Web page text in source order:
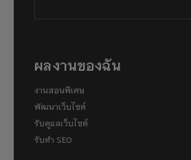
ผลงานของฉัน
งานสอนพิเศษ
พัฒนาเว็บไซต์
รับดูแลเว็บไซต์
รับทำ SEO